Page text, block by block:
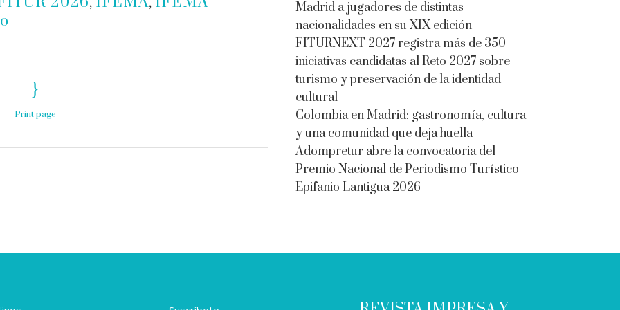
Print page
Madrid a jugadores de distintas
nacionalidades en su XIX edición
FITURNEXT 2027 registra más de 350
iniciativas candidatas al Reto 2027 sobre
turismo y preservación de la identidad
cultural
Colombia en Madrid: gastronomía, cultura
y una comunidad que deja huella
Adompretur abre la convocatoria del
Premio Nacional de Periodismo Turístico
Epifanio Lantigua 2026